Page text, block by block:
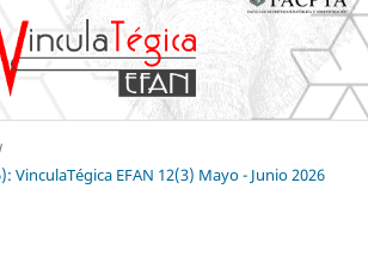
VinculaTégica EFAN 12(3) Mayo - Junio 2026